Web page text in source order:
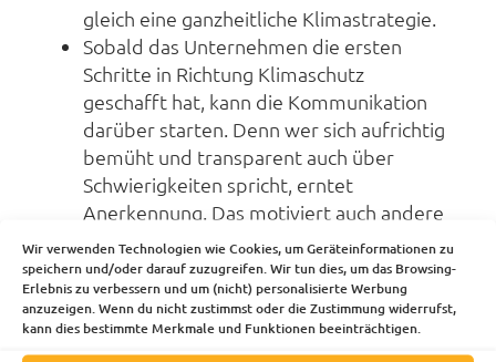
Wir verwenden Technologien wie Cookies, um Geräteinformationen zu
speichern und/oder darauf zuzugreifen. Wir tun dies, um das Browsing-
Erlebnis zu verbessern und um (nicht) personalisierte Werbung
anzuzeigen. Wenn du nicht zustimmst oder die Zustimmung widerrufst,
kann dies bestimmte Merkmale und Funktionen beeinträchtigen.
gleich eine ganzheitliche Klimastrategie.
Sobald das Unternehmen die ersten
Schritte in Richtung Klimaschutz
geschafft hat, kann die Kommunikation
darüber starten. Denn wer sich aufrichtig
bemüht und transparent auch über
Schwierigkeiten spricht, erntet
Anerkennung. Das motiviert auch andere
zum Handeln.
Werden die Emissionen regelmäßig
erhoben, kann man beobachten, wie sich
das Unternehmen Schritt für Schritt
verbessert. Und eigene Erfolge klar